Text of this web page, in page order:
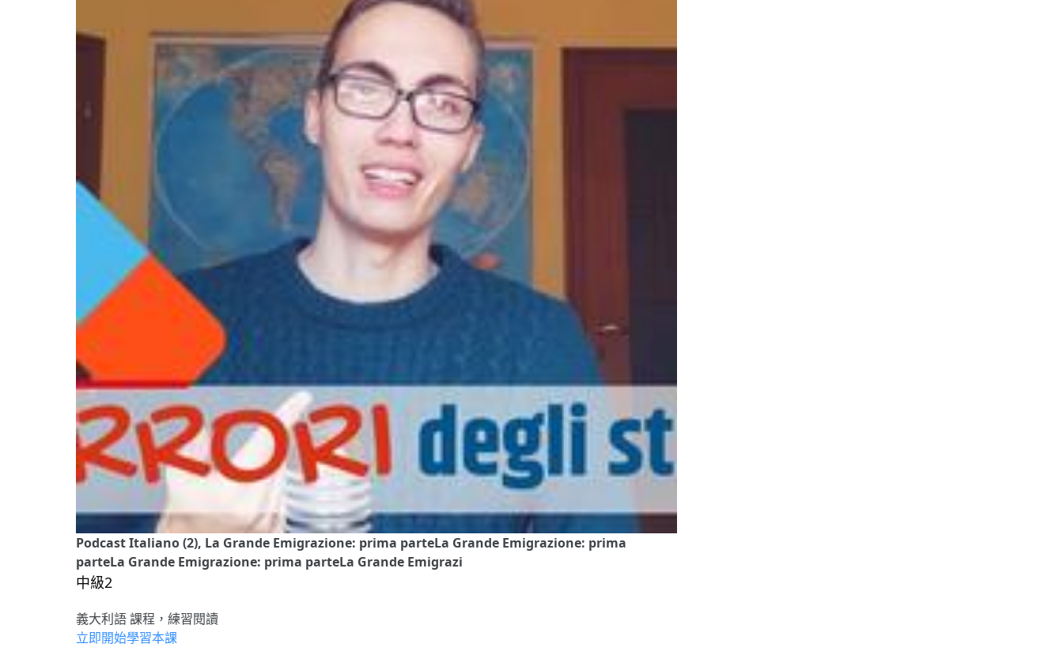
Podcast Italiano (2), La Grande Emigrazione: prima parteLa Grande Emigrazione: prima
parteLa Grande Emigrazione: prima parteLa Grande Emigrazi
中級2
義大利語 課程，練習閱讀
立即開始學習本課